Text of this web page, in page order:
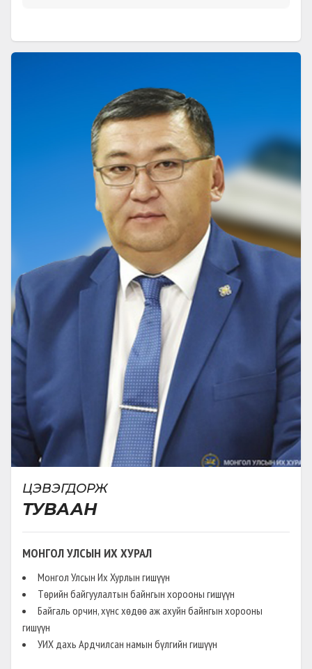
ӨРГӨН БАРЬСАН:2022-05-06
БИЕ ДААСАН ХУУЛЬ()
2022-01-17
Нас барсан өндөр насны тэтгэврийн
зээл авагчийн тэтгэврийн зээл
чөлөөлөх тухай
ДАРААЛСАН 7 БИШ, 5 ЖИЛЭЭР ТЭТГЭВРИЙН
ХЭМЖЭЭГ ТООЦОХ)
ӨРГӨН БАРЬСАН:2021-04-29
Нийгмийн даатгалын сангаас олгох
тэтгэвэр, тэтгэмжийн тухай
НЭМЭЛТ ӨӨРЧЛӨЛТ НЭГТГЭСЭН)
ӨРГӨН БАРЬСАН:
2020-12-23
Коронавируст халдвар /ковид19/-ын
цар тахлаас урьдчилан сэргийлэх,
тэмцэх, нийгэм, эдийн засагт үзүүлэх
сөрөг нөлөөллийг бууруулах тухай
ЦЭВЭГДОРЖ
ТУВААН
МОНГОЛ УЛСЫН ИХ ХУРАЛ
Монгол Улсын Их Хурлын гишүүн
Төрийн байгуулалтын байнгын хорооны гишүүн
Байгаль орчин, хүнс хөдөө аж ахуйн байнгын хорооны
гишүүн
УИХ дахь Ардчилсан намын бүлгийн гишүүн